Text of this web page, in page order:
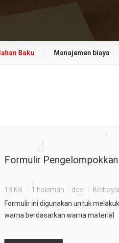
Baku Manajemen biaya
Formulir
13 KB 1 halaman doc
Formulir ini digunakan untuk
warna berdasarkan warna material